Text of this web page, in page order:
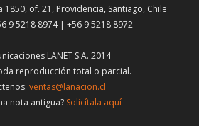
1850, of. 21, Providencia, Santiago, Chile
9 5218 8974 | +56 9 5218 8972
LANET S.A. 2014
reproducción total o parcial.
ventas@lanacion.cl
nota antigua? Solicítala aquí